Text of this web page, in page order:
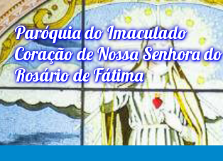
Paróquia do Imaculado
Coração de Nossa Senhora do
Rosário de Fátima